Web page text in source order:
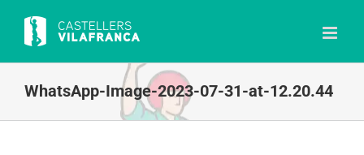
content
WhatsApp-Image-2023-07-31-at-12.20.44